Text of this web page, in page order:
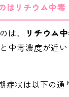
はリチウム中毒
は、 リチウム
中毒濃度が近
症状は以下の通